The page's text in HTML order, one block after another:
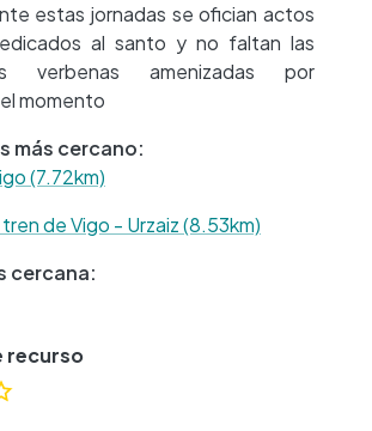
estas jornadas se ofician actos
al santo y no faltan las
verbenas amenizadas por
momento
más cercano:
(7.72km)
de Vigo - Urzaiz (8.53km)
cercana:
recurso